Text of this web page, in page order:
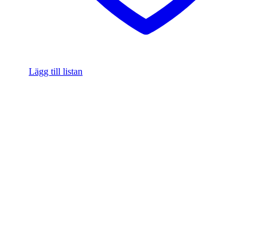
Lägg till listan